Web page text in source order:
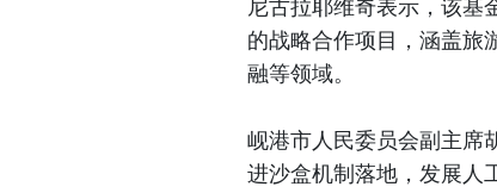
尼古拉耶维奇表示，该基
的战略合作项目，涵盖旅
融等领域。
岘港市人民委员会副主席
进沙盒机制落地，发展人